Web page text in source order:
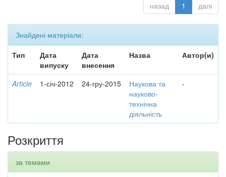
назад 1 далі
Знайдені матеріали:
Тип
Дата
випуску
Дата
внесення
Назва Автор(и)
Article 1-січ-2012 24-гру-2015
Наукова та
науково-
технічна
діяльність
-
Розкриття
за темами